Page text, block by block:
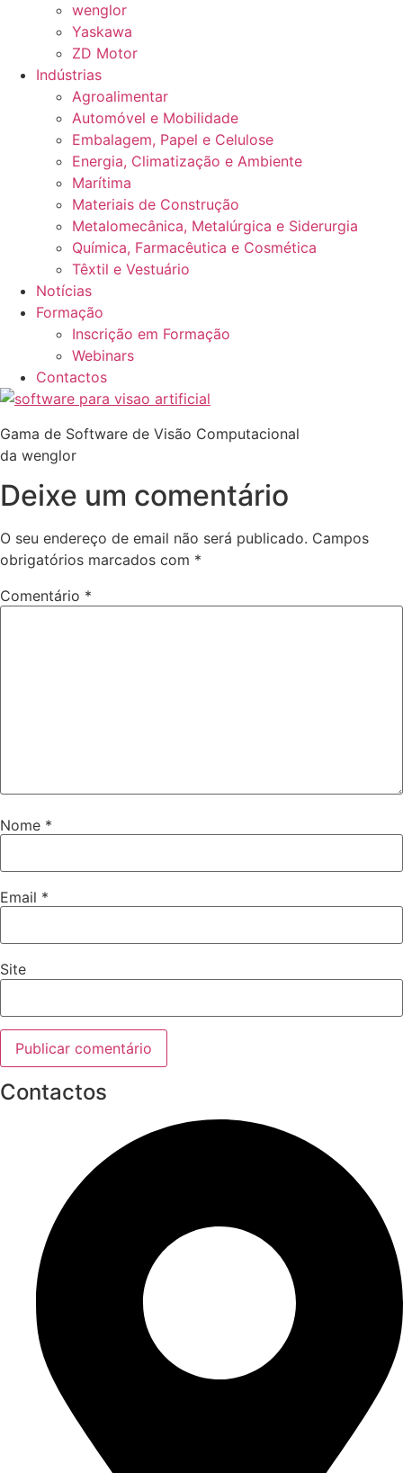
wenglor
Yaskawa
ZD Motor
Indústrias
Agroalimentar
Automóvel e Mobilidade
Embalagem, Papel e Celulose
Energia, Climatização e Ambiente
Marítima
Materiais de Construção
Metalomecânica, Metalúrgica e Siderurgia
Química, Farmacêutica e Cosmética
Têxtil e Vestuário
Notícias
Formação
Inscrição em Formação
Webinars
Contactos
Gama de Software de Visão Computacional
da wenglor
Deixe um comentário
O seu endereço de email não será publicado. Campos
obrigatórios marcados com *
Comentário *
Nome *
Email *
Site
Contactos